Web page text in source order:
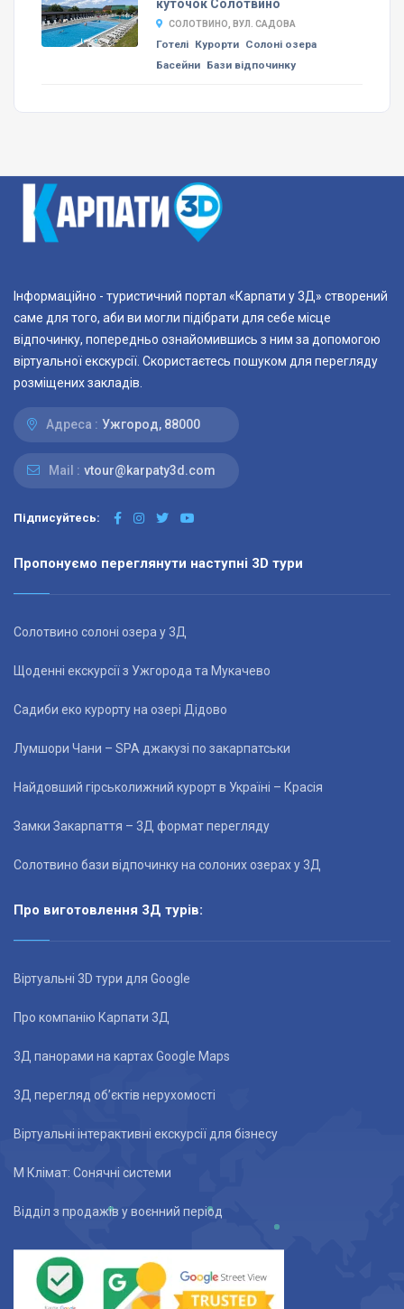
куточок Солотвино
СОЛОТВИНО, ВУЛ. САДОВА
Готелі Курорти Солоні озера
Басейни Бази відпочинку
Інформаційно - туристичний портал «Карпати у 3Д» створений
саме для того, аби ви могли підібрати для себе місце
відпочинку, попередньо ознайомившись з ним за допомогою
віртуальної екскурсії. Скористаєтесь пошуком для перегляду
розміщених закладів.
Адреса : Ужгород, 88000
Mail : vtour@karpaty3d.com
Підписуйтесь:
Пропонуємо переглянути наступні 3D тури
Солотвино солоні озера у 3Д
Щоденні екскурсії з Ужгорода та Мукачево
Садиби еко курорту на озері Дідово
Лумшори Чани – SPA джакузі по закарпатськи
Найдовший гірськолижний курорт в Україні – Красія
Замки Закарпаття – 3Д формат перегляду
Солотвино бази відпочинку на солоних озерах у 3Д
Про виготовлення 3Д турів:
Віртуальні 3D тури для Google
Про компанію Карпати 3Д
3Д панорами на картах Google Maps
3Д перегляд об’єктів нерухомості
Віртуальні інтерактивні екскурсії для бізнесу
М Клімат: Сонячні системи
Відділ з продажів у воєнний період